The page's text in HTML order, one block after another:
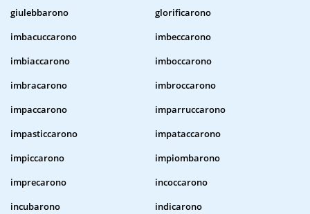
giulebbarono
glorificarono
imbacuccarono
imbeccarono
imbiaccarono
imboccarono
imbracarono
imbroccarono
impaccarono
imparruccarono
impasticcarono
impataccarono
impiccarono
impiombarono
imprecarono
incoccarono
incubarono
indicarono